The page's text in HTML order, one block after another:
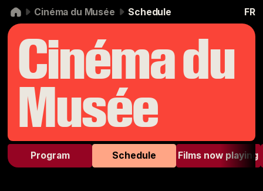
Skip to navigation
Skip to content
Cinéma du Musée Schedule FR
Cinéma du
Musée
Program Schedule Films now playing